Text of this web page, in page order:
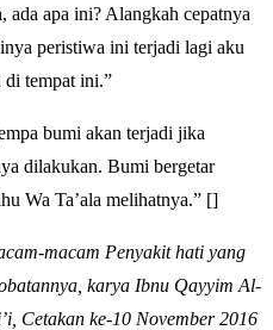
ada apa ini? Alangkah cepatnya
peristiwa ini terjadi lagi aku
di tempat ini.”
bumi akan terjadi jika
dilakukan. Bumi bergetar
Wa Ta’ala melihatnya.” []
macam Penyakit hati yang
karya Ibnu Qayyim Al-
Cetakan ke-10 November 2016